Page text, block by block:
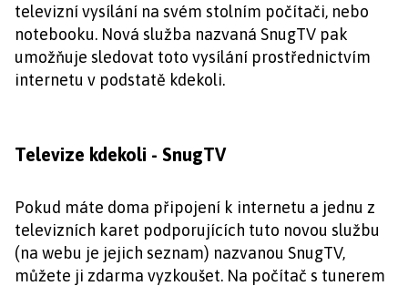
televizní vysílání na svém stolním počítači, nebo
notebooku. Nová služba nazvaná SnugTV pak
umožňuje sledovat toto vysílání prostřednictvím
internetu v podstatě kdekoli.
Televize kdekoli - SnugTV
Pokud máte doma připojení k internetu a jednu z
televizních karet podporujících tuto novou službu
(na webu je jejich seznam) nazvanou SnugTV,
můžete ji zdarma vyzkoušet. Na počítač s tunerem